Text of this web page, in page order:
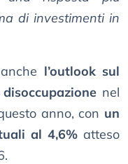
di investimenti in
l’outlook sul
nel
anno, con un
al 4,6%atteso